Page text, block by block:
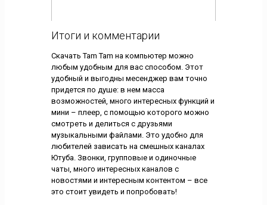
Итоги и комментарии
Скачать Tam Tam на компьютер можно
любым удобным для вас способом. Этот
удобный и выгодны месенджер вам точно
придется по душе: в нем масса
возможностей, много интересных функций и
мини – плеер, с помощью которого можно
смотреть и делиться с друзьями
музыкальными файлами. Это удобно для
любителей зависать на смешных каналах
Ютуба. Звонки, групповые и одиночные
чаты, много интересных каналов с
новостями и интересным контентом – все
это стоит увидеть и попробовать!